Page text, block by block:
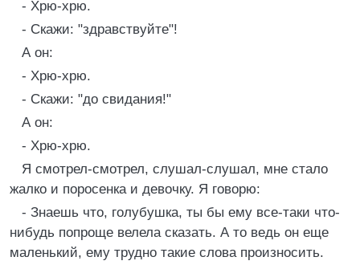
- Хрю-хрю.
- Скажи: "здравствуйте"!
А он:
- Хрю-хрю.
- Скажи: "до свидания!"
А он:
- Хрю-хрю.
Я смотрел-смотрел, слушал-слушал, мне стало
жалко и поросенка и девочку. Я говорю:
- Знаешь что, голубушка, ты бы ему все-таки что-
нибудь попроще велела сказать. А то ведь он еще
маленький, ему трудно такие слова произносить.